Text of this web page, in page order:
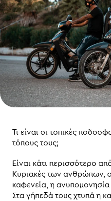
Τι είναι οι τοπικές
τόπους τους;
Είναι κάτι περισσότερο
Κυριακές των ανθρώπων,
καφενεία, η ανυπομονησία
Στα γήπεδά τους χτυπά η